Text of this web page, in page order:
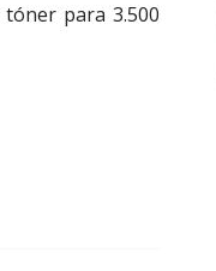
tóner para 3.500